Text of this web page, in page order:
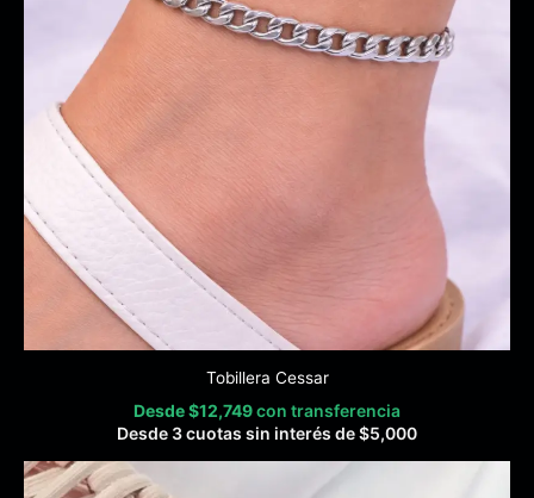
Tobillera Cessar
Desde$12,749con transferencia
Desde 3 cuotas sin interés de$5,000